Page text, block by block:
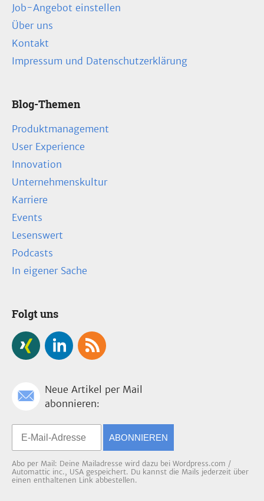
Job-Angebot einstellen
Über uns
Kontakt
Impressum und Datenschutzerklärung
Blog-Themen
Produktmanagement
User Experience
Innovation
Unternehmenskultur
Karriere
Events
Lesenswert
Podcasts
In eigener Sache
Folgt uns
Neue Artikel per Mail
abonnieren:
ABONNIEREN
Abo per Mail: Deine Mailadresse wird dazu bei Wordpress.com /
Automattic inc., USA gespeichert. Du kannst die Mails jederzeit über
einen enthaltenen Link abbestellen.